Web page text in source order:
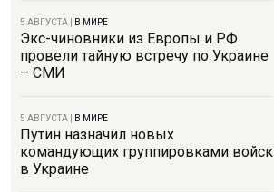
5 АВГУСТА В МИРЕ
Экс-чиновники из Европы и РФ
провели тайную встречу по Украине
– СМИ
5 АВГУСТА В МИРЕ
Путин назначил новых
командующих группировками войск
в Украине